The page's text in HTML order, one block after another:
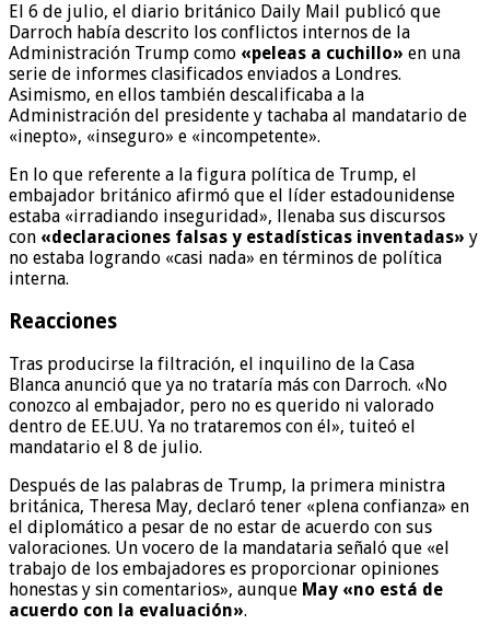
El 6 de julio, el diario británico Daily Mail publicó que
Darroch había descrito los conflictos internos de la
Administración Trump como «peleas a cuchillo» en una
serie de informes clasificados enviados a Londres.
Asimismo, en ellos también descalificaba a la
Administración del presidente y tachaba al mandatario de
«inepto», «inseguro» e «incompetente».
En lo que referente a la figura política de Trump, el
embajador británico afirmó que el líder estadounidense
estaba «irradiando inseguridad», llenaba sus discursos
con «declaraciones falsas y estadísticas inventadas» y
no estaba logrando «casi nada» en términos de política
interna.
Reacciones
Tras producirse la filtración, el inquilino de la Casa
Blanca anunció que ya no trataría más con Darroch. «No
conozco al embajador, pero no es querido ni valorado
dentro de EE.UU. Ya no trataremos con él», tuiteó el
mandatario el 8 de julio.
Después de las palabras de Trump, la primera ministra
británica, Theresa May, declaró tener «plena confianza» en
el diplomático a pesar de no estar de acuerdo con sus
valoraciones. Un vocero de la mandataria señaló que «el
trabajo de los embajadores es proporcionar opiniones
honestas y sin comentarios», aunque May «no está de
acuerdo con la evaluación».